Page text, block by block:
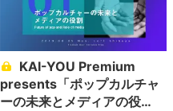
presents「ポップカルチャ
ーの未来とメディアの役